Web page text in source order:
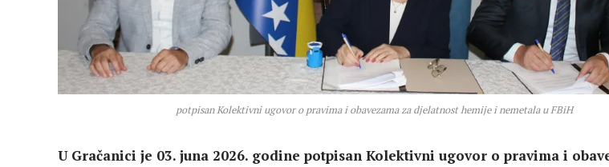
potpisan Kolektivni ugovor o pravima i obavezama za djelatnost hemije i nemetala u FBiH
U Gračanici je 03. juna 2026. godine potpisan Kolektivni ugovor o pravima i